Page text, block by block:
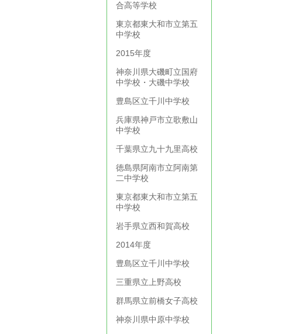
合高等学校
東京都東大和市立第五
中学校
2015年度
神奈川県大磯町立国府
中学校・大磯中学校
豊島区立千川中学校
兵庫県神戸市立歌敷山
中学校
千葉県立九十九里高校
徳島県阿南市立阿南第
二中学校
東京都東大和市立第五
中学校
岩手県立西和賀高校
2014年度
豊島区立千川中学校
三重県立上野高校
群馬県立前橋女子高校
神奈川県中原中学校